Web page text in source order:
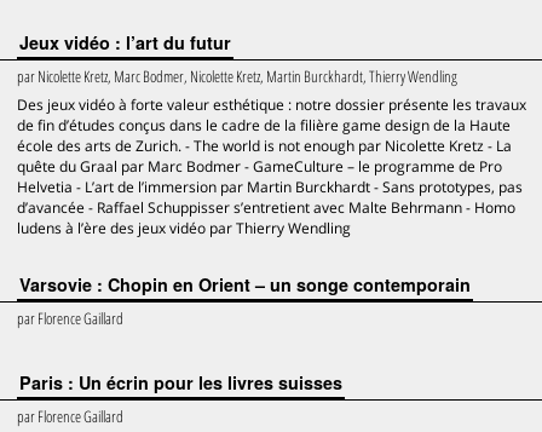
Jeux vidéo : l’art du futur
parNicolette Kretz, Marc Bodmer, Nicolette Kretz, Martin Burckhardt, Thierry Wendling
Des jeux vidéo à forte valeur esthétique : notre dossier présente les travaux
de fin d’études conçus dans le cadre de la filière game design de la Haute
école des arts de Zurich. - The world is not enough par Nicolette Kretz - La
quête du Graal par Marc Bodmer - GameCulture – le programme de Pro
Helvetia - L’art de l’immersion par Martin Burckhardt - Sans prototypes, pas
d’avancée - Raffael Schuppisser s’entretient avec Malte Behrmann - Homo
ludens à l’ère des jeux vidéo par Thierry Wendling
Varsovie : Chopin en Orient – un songe contemporain
parFlorence Gaillard
Paris : Un écrin pour les livres suisses
parFlorence Gaillard